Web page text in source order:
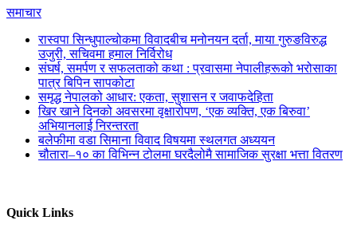
समाचार
रास्वपा सिन्धुपाल्चोकमा विवादबीच मनोनयन दर्ता, माया गुरुङविरुद्ध
उजुरी, सचिवमा हमाल निर्विरोध
संघर्ष, समर्पण र सफलताको कथा : प्रवासमा नेपालीहरूको भरोसाका
पात्र बिपिन सापकोटा
समृद्ध नेपालको आधार: एकता, सुशासन र जवाफदेहिता
खिर खाने दिनको अवसरमा वृक्षारोपण, ‘एक व्यक्ति, एक बिरुवा’
अभियानलाई निरन्तरता
बलेफीमा वडा सिमाना विवाद विषयमा स्थलगत अध्ययन
चौतारा–१० का विभिन्न टोलमा घरदैलोमै सामाजिक सुरक्षा भत्ता वितरण
Quick Links